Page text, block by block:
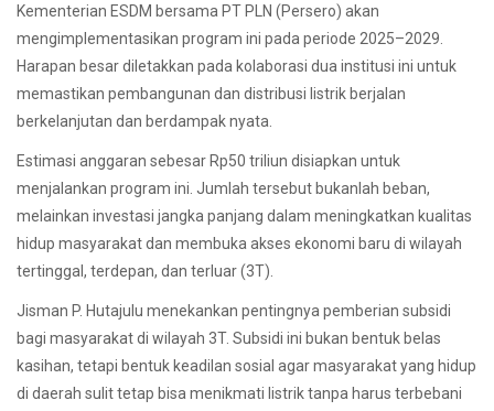
Kementerian ESDM bersama PT PLN (Persero) akan
mengimplementasikan program ini pada periode 2025–2029.
Harapan besar diletakkan pada kolaborasi dua institusi ini untuk
memastikan pembangunan dan distribusi listrik berjalan
berkelanjutan dan berdampak nyata.
Estimasi anggaran sebesar Rp50 triliun disiapkan untuk
menjalankan program ini. Jumlah tersebut bukanlah beban,
melainkan investasi jangka panjang dalam meningkatkan kualitas
hidup masyarakat dan membuka akses ekonomi baru di wilayah
tertinggal, terdepan, dan terluar (3T).
Jisman P. Hutajulu menekankan pentingnya pemberian subsidi
bagi masyarakat di wilayah 3T. Subsidi ini bukan bentuk belas
kasihan, tetapi bentuk keadilan sosial agar masyarakat yang hidup
di daerah sulit tetap bisa menikmati listrik tanpa harus terbebani